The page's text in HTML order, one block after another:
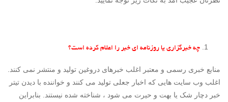
چه خبرگزاری یا روزنامه ای خبر را اعلام کرده است؟
منابع خبری رسمی و معتبر اغلب خبرهای دروغین تولید و منتشر نمی کنند.
اغلب وب سایت هایی که اخبار جعلی تولید می کنند و خواننده با دیدن تیتر
خبر دچار شک یا بهت و حیرت می شود ، شناخته شده نیستند. بنابراین